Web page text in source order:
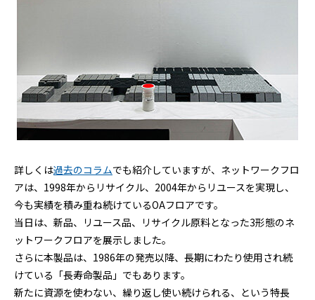
詳しくは過去のコラムでも紹介していますが、ネットワークフロ
アは、1998年からリサイクル、2004年からリユースを実現し、
今も実績を積み重ね続けているOAフロアです。
当日は、新品、リユース品、リサイクル原料となった3形態のネ
ットワークフロアを展示しました。
さらに本製品は、1986年の発売以降、長期にわたり使用され続
けている「長寿命製品」でもあります。
新たに資源を使わない、繰り返し使い続けられる、という特長